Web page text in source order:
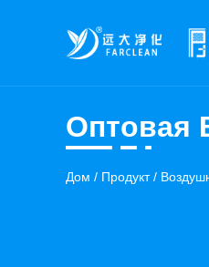
Оптовая
Дом / Продукт/